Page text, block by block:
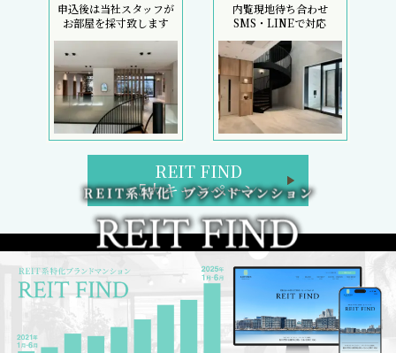
申込後は当社スタッフが
お部屋を採寸致します
内覧現地待ち合わせ
SMS・LINEで対応
REIT FIND
5大キャンペーン